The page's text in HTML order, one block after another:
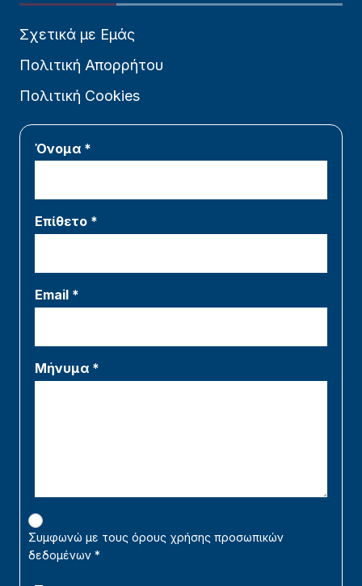
Σχετικά με Εμάς
Πολιτική Απορρήτου
Πολιτική Cookies
Όνομα *
Επίθετο *
Email *
Μήνυμα *
Συμφωνώ με τους όρους χρήσης προσωπικών
δεδομένων *